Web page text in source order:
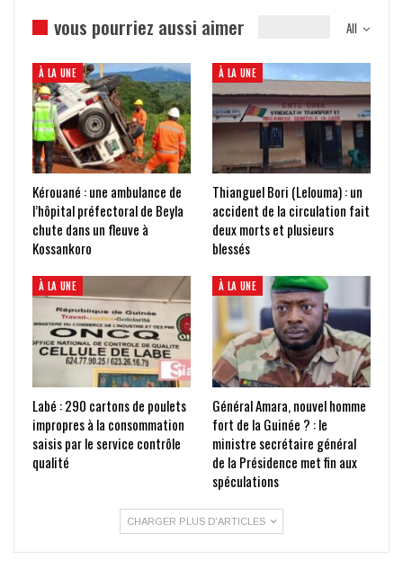
All
vous pourriez aussi aimer
À LA UNE
Kérouané : une ambulance de
l’hôpital préfectoral de Beyla
chute dans un fleuve à
Kossankoro
À LA UNE
Thianguel Bori (Lelouma) : un
accident de la circulation fait
deux morts et plusieurs
blessés
À LA UNE
Labé : 290 cartons de poulets
impropres à la consommation
saisis par le service contrôle
qualité
À LA UNE
Général Amara, nouvel homme
fort de la Guinée ? : le
ministre secrétaire général
de la Présidence met fin aux
spéculations
CHARGER PLUS D'ARTICLES